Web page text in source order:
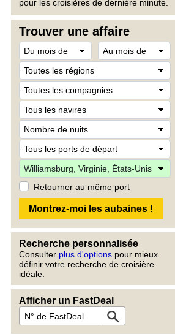
pour les croisières de dernière minute.
Trouver une affaire
Retourner au même port
Recherche personnalisée
Consulter plus d'options pour mieux
définir votre recherche de croisière
idéale.
Afficher un FastDeal